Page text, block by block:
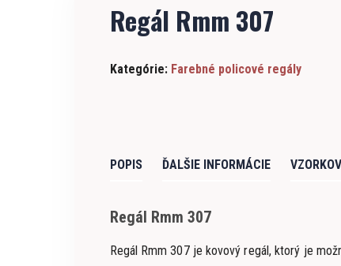
Regál Rmm 307
Kategórie: Farebné policové regály
POPIS ĎALŠIE INFORMÁCIE
Regál Rmm 307
Regál Rmm 307 je kovový regál, ktorý je